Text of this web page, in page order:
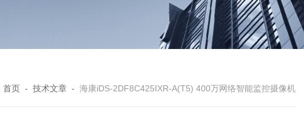
首页 - 技术文章 - 海康iDS-2DF8C425IXR-A(T5) 400万网络智能监控摄像机